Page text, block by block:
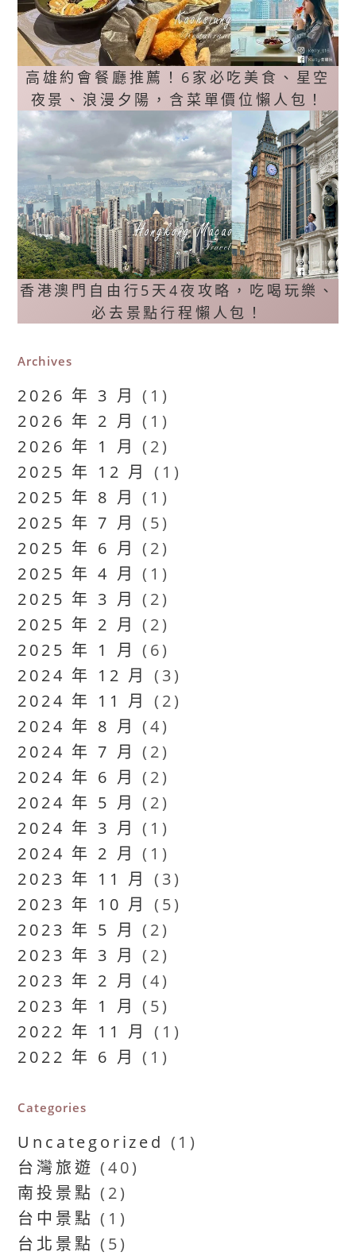
高雄約會餐廳推薦！6家必吃美食、星空
夜景、浪漫夕陽，含菜單價位懶人包！
香港澳門自由行5天4夜攻略，吃喝玩樂、
必去景點行程懶人包！
Archives
2026 年 3 月 (1)
2026 年 2 月 (1)
2026 年 1 月 (2)
2025 年 12 月 (1)
2025 年 8 月 (1)
2025 年 7 月 (5)
2025 年 6 月 (2)
2025 年 4 月 (1)
2025 年 3 月 (2)
2025 年 2 月 (2)
2025 年 1 月 (6)
2024 年 12 月 (3)
2024 年 11 月 (2)
2024 年 8 月 (4)
2024 年 7 月 (2)
2024 年 6 月 (2)
2024 年 5 月 (2)
2024 年 3 月 (1)
2024 年 2 月 (1)
2023 年 11 月 (3)
2023 年 10 月 (5)
2023 年 5 月 (2)
2023 年 3 月 (2)
2023 年 2 月 (4)
2023 年 1 月 (5)
2022 年 11 月 (1)
2022 年 6 月 (1)
Categories
Uncategorized (1)
台灣旅遊 (40)
南投景點 (2)
台中景點 (1)
台北景點 (5)